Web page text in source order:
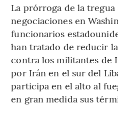
La prórroga de la tregua
negociaciones en
funcionarios
han tratado de reducir
contra los militantes de
por Irán en el sur del
participa en el alto al
en gran medida sus